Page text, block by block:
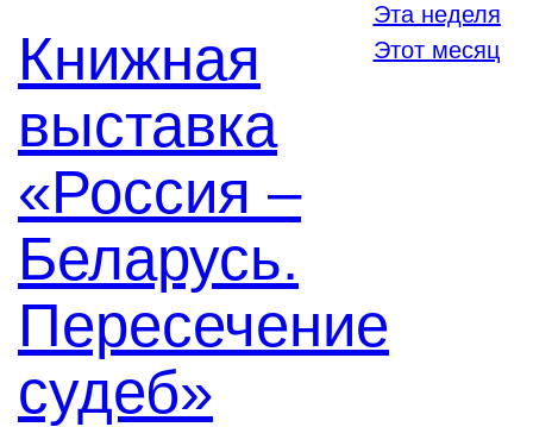
Книжная
выставка
«Россия –
Беларусь.
Пересечение
судеб»
Эта неделя
Этот месяц